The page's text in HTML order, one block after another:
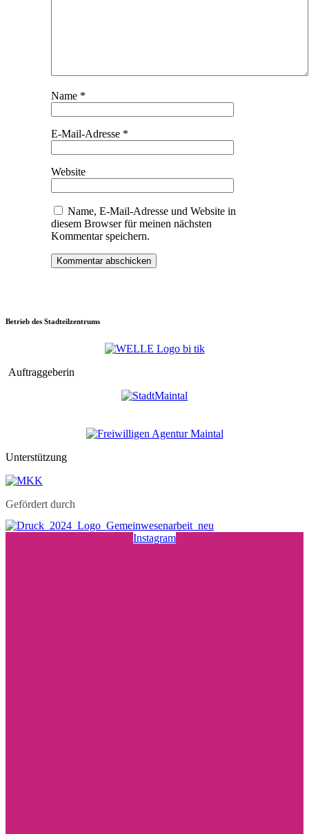
Name *
E-Mail-Adresse *
Website
Name, E-Mail-Adresse und Website in
diesem Browser für meinen nächsten
Kommentar speichern.
Betrieb des Stadteilzentrums
Auftraggeberin
Unterstützung
Gefördert durch
Instagram